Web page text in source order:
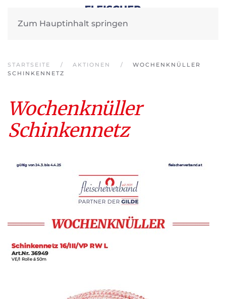
Zum Hauptinhalt springen
STARTSEITE AKTIONEN
WOCHENKNÜLLER
SCHINKENNETZ
Wochenknüller
Schinkennetz